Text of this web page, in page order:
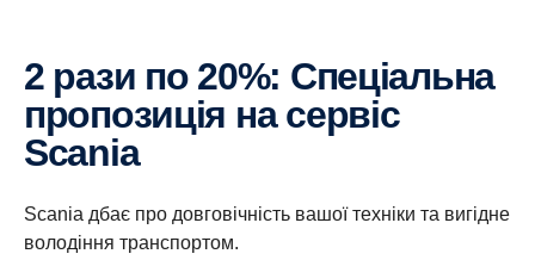
2 рази по 20%: Спеціальна
пропозиція на сервіс
Scania
Scania дбає про довговічність вашої техніки та вигідне
володіння транспортом.